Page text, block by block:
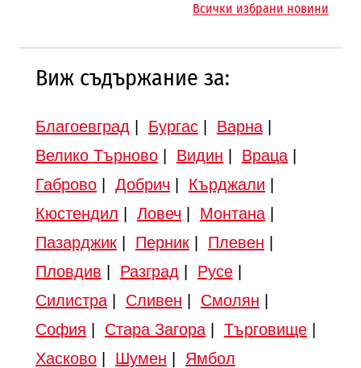
Всички избрани новини
Виж съдържание за:
Благоевград Бургас| Варна|
Велико Търново| Видин Враца|
Габрово| Добрич Кърджали
Кюстендил
Ловеч Монтана|
Пазарджик| Перник| Плевен
Пловдив
Разград Русе|
Силистра| Сливен Смолян
София
Стара Загора| Търговище|
Хасково| Шумен Ямбол